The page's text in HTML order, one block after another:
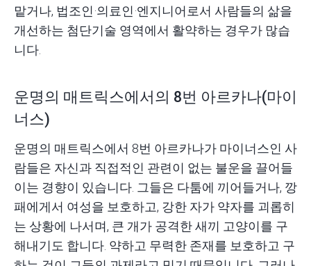
맡거나, 법조인·의료인·엔지니어로서 사람들의 삶을
개선하는 첨단기술 영역에서 활약하는 경우가 많습
니다.
운명의 매트릭스에서의 8번 아르카나(마이
너스)
운명의 매트릭스에서 8번 아르카나가 마이너스인 사
람들은 자신과 직접적인 관련이 없는 불운을 끌어들
이는 경향이 있습니다. 그들은 다툼에 끼어들거나, 깡
패에게서 여성을 보호하고, 강한 자가 약자를 괴롭히
는 상황에 나서며, 큰 개가 공격한 새끼 고양이를 구
해내기도 합니다. 약하고 무력한 존재를 보호하고 구